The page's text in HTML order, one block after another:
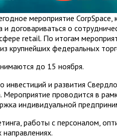
мероприятие
договариваться о
retail. По итогам
крупнейших федеральных
до 15 ноября.
инвестиций и развития
проводится в
индивидуальной
работы с персоналом,
направлениях.